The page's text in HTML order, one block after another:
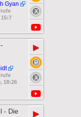
Gyan
15:7
18:26
▶
- Die
▶